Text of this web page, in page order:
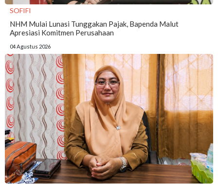
SOFIFI
NHM Mulai Lunasi Tunggakan Pajak, Bapenda Malut
Apresiasi Komitmen Perusahaan
04 Agustus 2026